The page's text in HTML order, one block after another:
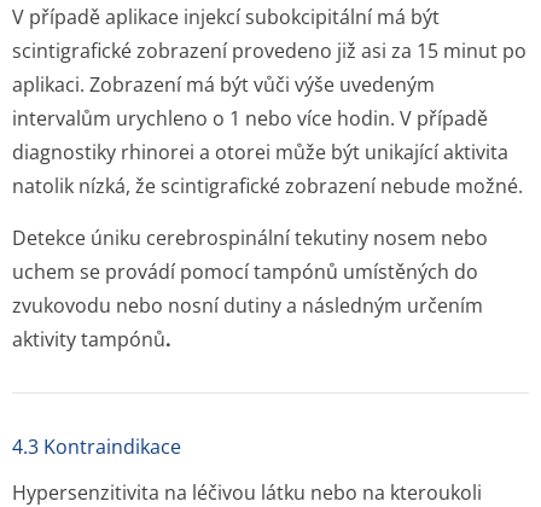
V případě aplikace injekcí subokcipitální má být
scintigrafické zobrazení provedeno již asi za 15 minut po
aplikaci. Zobrazení má být vůči výše uvedeným
intervalům urychleno o 1 nebo více hodin. V případě
diagnostiky rhinorei a otorei může být unikající aktivita
natolik nízká, že scintigrafické zobrazení nebude možné.
Detekce úniku cerebrospinální tekutiny nosem nebo
uchem se provádí pomocí tampónů umístěných do
zvukovodu nebo nosní dutiny a následným určením
aktivity tampónů.
4.3 Kontraindikace
Hypersenzitivita na léčivou látku nebo na kteroukoli